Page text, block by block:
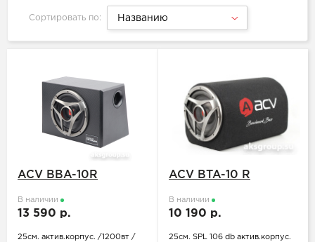
Сортировать по: Названию
ACV BBA-10R
В наличии
13 590 р.
25см. актив.корпус. /1200вт /
ACV BTA-10 R
В наличии
10 190 р.
25см. SPL 106 db актив.корпус.